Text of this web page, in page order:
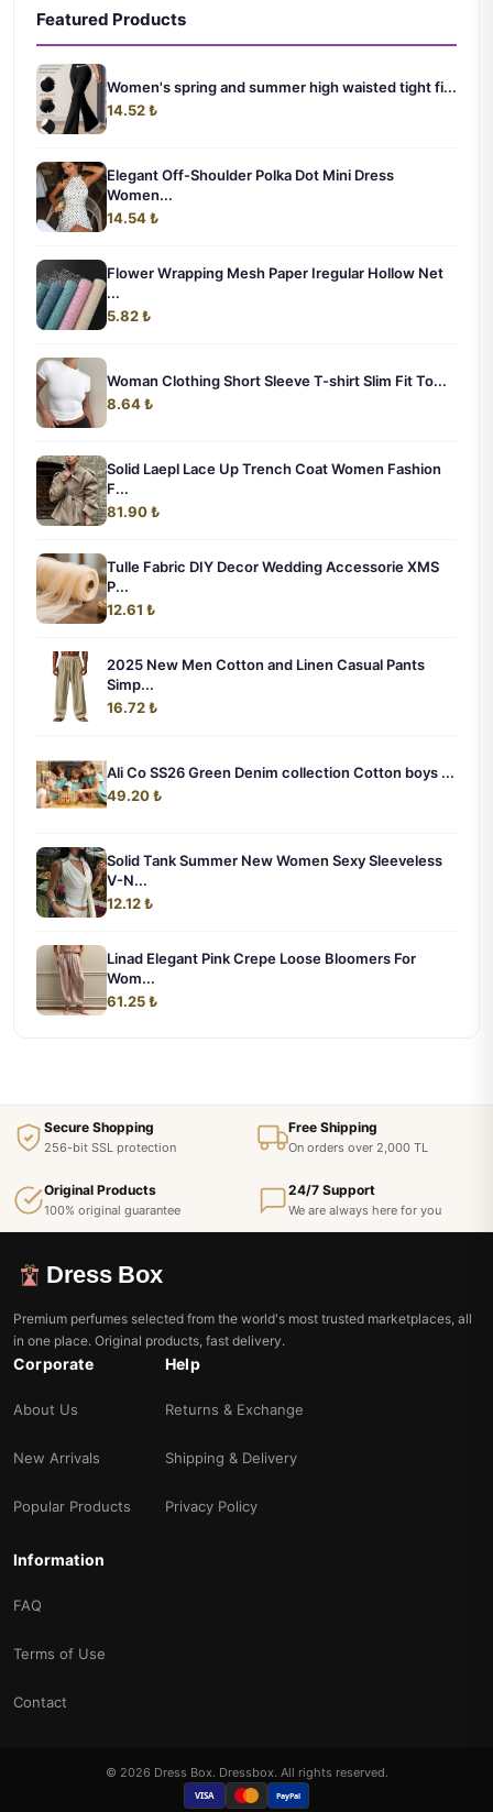
Featured Products
Women's spring and summer high waisted tight fi...
14.52 ₺
Elegant Off-Shoulder Polka Dot Mini Dress
Women...
14.54 ₺
Flower Wrapping Mesh Paper Iregular Hollow Net
...
5.82 ₺
Woman Clothing Short Sleeve T-shirt Slim Fit To...
8.64 ₺
Solid Laepl Lace Up Trench Coat Women Fashion
F...
81.90 ₺
Tulle Fabric DIY Decor Wedding Accessorie XMS
P...
12.61 ₺
2025 New Men Cotton and Linen Casual Pants
Simp...
16.72 ₺
Ali Co SS26 Green Denim collection Cotton boys ...
49.20 ₺
Solid Tank Summer New Women Sexy Sleeveless
V-N...
12.12 ₺
Linad Elegant Pink Crepe Loose Bloomers For
Wom...
61.25 ₺
Secure Shopping
256-bit SSL protection
Free Shipping
On orders over 2,000 TL
Original Products
100% original guarantee
24/7 Support
We are always here for you
Dress Box
Premium perfumes selected from the world's most trusted marketplaces, all
in one place. Original products, fast delivery.
Corporate
About Us
New Arrivals
Popular Products
Help
Returns & Exchange
Shipping & Delivery
Privacy Policy
Information
FAQ
Terms of Use
Contact
© 2026 Dress Box. Dressbox. All rights reserved.
VISA PayPal